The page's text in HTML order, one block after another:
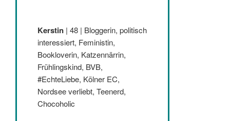
Kerstin | 48 | Bloggerin, politisch
interessiert, Feministin,
Bookloverin, Katzennärrin,
Frühlingskind, BVB,
#EchteLiebe, Kölner EC,
Nordsee verliebt, Teenerd,
Chocoholic